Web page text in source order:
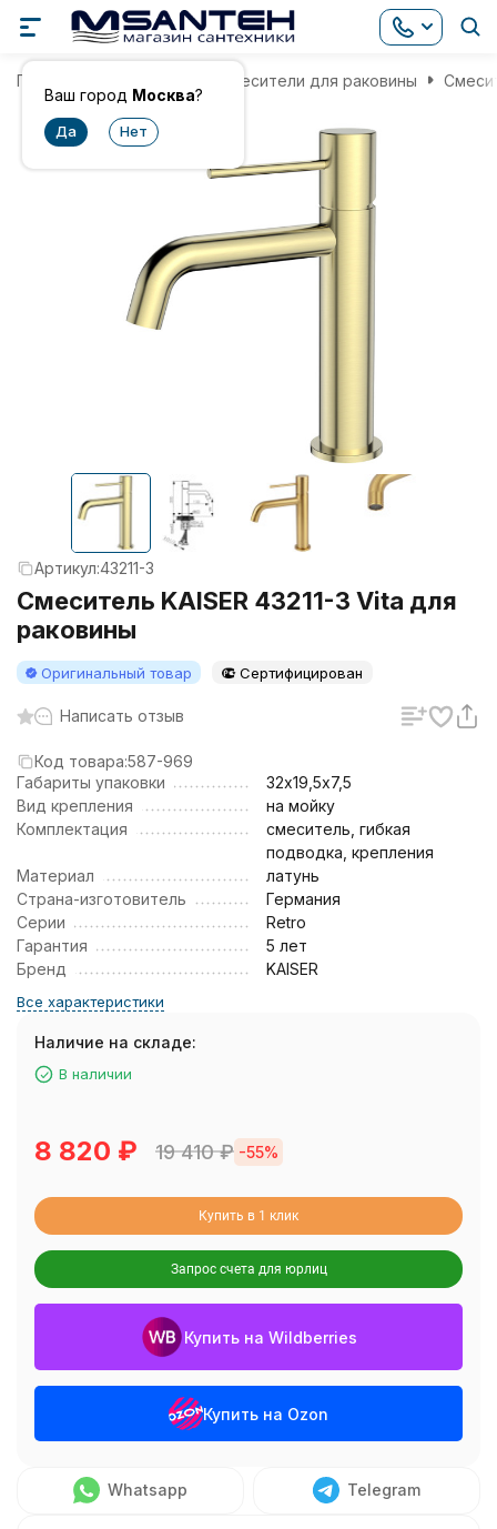
Ваш город Москва?
Главная Смесители для раковины
Артикул:43211-3
Смеситель KAISER 43211-3 Vita для
раковины
Оригинальный товар Сертифицирован
Написать отзыв
Код товара:587-969
Габариты упаковки
32х19,5х7,5
Вид крепления
на мойку
Комплектация
смеситель, гибкая
подводка, крепления
Материал
латунь
Страна-изготовитель
Германия
Серии
Retro
Гарантия
5 лет
Бренд
KAISER
Все характеристики
Наличие на складе:
В наличии
8 820 ₽ 19 410₽ -55%
Купить в 1 клик
Запрос счета для юрлиц
Купить на Wildberries
Купить на Ozon
Whatsapp Telegram